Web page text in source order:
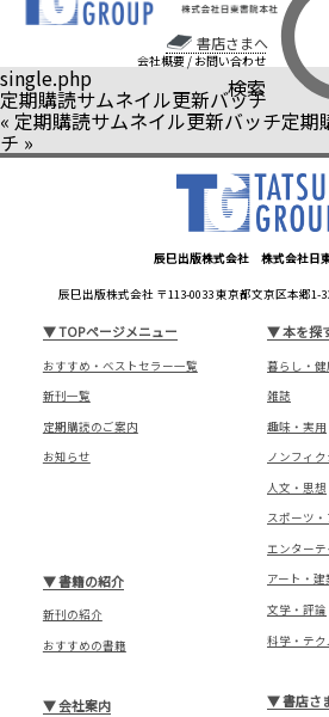
書店さまへ
会社概要 / お問い合わせ
検索
single.php
定期購読サムネイル更新バッチ
« 定期購読サムネイル更新バッチ定期
チ »
辰巳出版株式会社 株式会社日
辰巳出版株式会社 〒113-0033 東京都文京区本郷1-
▼TOPページメニュー
おすすめ・ベストセラー一覧
新刊一覧
定期購読のご案内
お知らせ
▼本を探
暮らし・
雑誌
趣味・実用
ノンフィ
人文・思想
スポーツ
エンターテ
アート・
文学・評論
科学・テク
▼書籍の紹介
新刊の紹介
おすすめの書籍
▼書店さ
▼会社案内